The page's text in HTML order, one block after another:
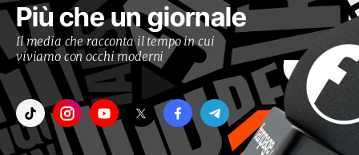
Più che un giornale
Il media che racconta il tempo in cui
viviamo con occhi moderni